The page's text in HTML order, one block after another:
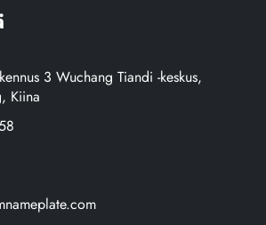
3 Wuchang Tiandi -keskus,
Kiina